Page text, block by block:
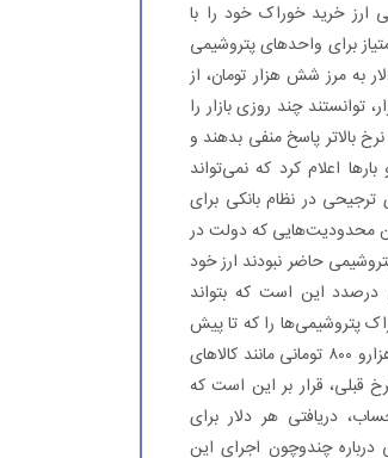
و واحدهای پتروشیمی ارز خرید خوراک خود را با
برای واحدهای پتروشیمی
به مرز شش هزار تومان، از
توانستند چند روزی بازار را
بالاتر پاسخ منفی بدهند و
اعلام کرد که نمی‌تواند
ترجیحی در نظام بانکی برای
این محدودیت‌هایی که دولت در
حاضر نبودند ارز خود
درصدد این است که بتواند
پتروشیمی‌ها را که تا پیش
از این با نرخ دلار چهار هزارو ۲۰۰ تومانی در اختیار آنها قرار می‌گرفت، اکنون با نرخ سه هزارو ۸۰۰ تومانی مانند کالاهای
ازای دریافت خوراک با ۴۰۰ تومان کمتر از نرخ قبلی، قرار بر این است که
بفروشند. با‌این‌حساب، دریافتی هر دلار برای
بود. حمید حسینی درباره چندوچون اجرای این